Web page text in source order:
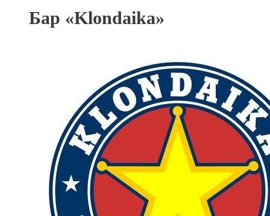
Бар «Klondaika»